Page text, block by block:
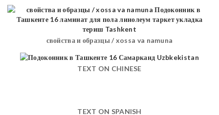
свойства и образцы / xossa va namuna
TEXT ON CHINESE
TEXT ON SPANISH